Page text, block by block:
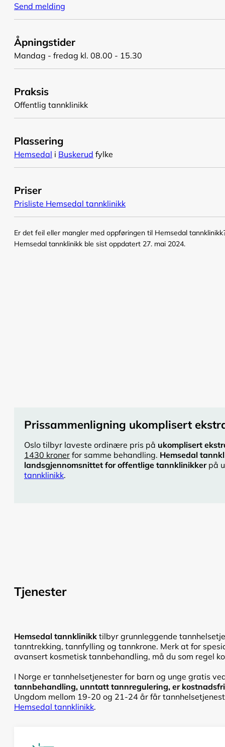
Åpningstider
Mandag - fredag kl. 08.00 - 15.30
Praksis
Offentlig tannklinikk
Send melding
Plassering
Hemsedal i Buskerud fylke
Priser
Prisliste Hemsedal tannklinikk
Er det feil eller mangler med oppføringen til Hemsedal
Hemsedal tannklinikk ble sist oppdatert 27. mai 2024.
Prissammenligning ukomplisert
Oslo tilbyr laveste ordinære pris på ukomplisert
1430 kroner for samme behandling. Hemsedal
landsgjennomsnittet for offentlige tannklinikkerpå
tannklinikk.
Tjenester
Hemsedal tannklinikk tilbyr grunnleggende
tanntrekking, tannfylling og tannkrone. Merk at for
avansert kosmetisk tannbehandling, må du som regel
I Norge er tannhelsetjenester for barn og unge gratis
tannbehandling, unntatt tannregulering, er
Ungdom mellom 19-20 og 21-24 år får
Hemsedal tannklinikk.